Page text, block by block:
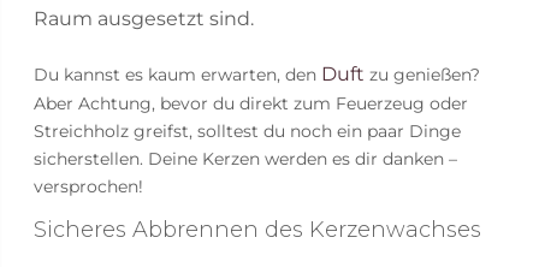
Raum ausgesetzt sind.
Du kannst es kaum erwarten, den Duft zu genießen?
Aber Achtung, bevor du direkt zum Feuerzeug oder
Streichholz greifst, solltest du noch ein paar Dinge
sicherstellen. Deine Kerzen werden es dir danken –
versprochen!
Sicheres Abbrennen des Kerzenwachses